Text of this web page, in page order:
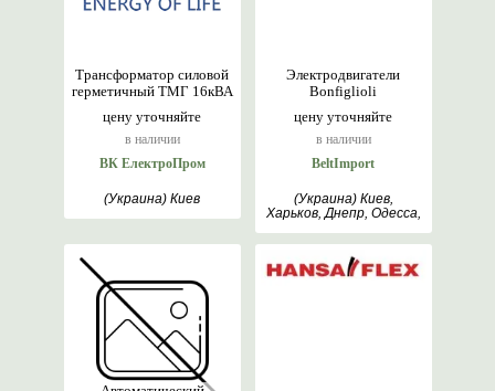
цену уточняйте
в наличии
Трансформатор силовой
герметичный ТМГ 16кВА
ВК ЕлектроПром
(Украина) Киев
цену уточняйте
в наличии
Электродвигатели
Bonfiglioli
BeltImport
(Украина) Киев,
Харьков, Днепр, Одесса,